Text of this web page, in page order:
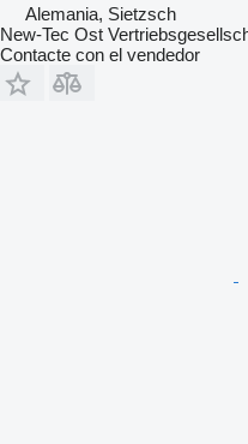
Alemania, Sietzsch
New-Tec Ost
Contacte con el vendedor